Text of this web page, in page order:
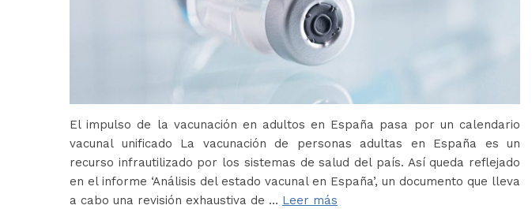
El impulso de la vacunación en adultos en España pasa por un calendario
vacunal unificado La vacunación de personas adultas en España es un
recurso infrautilizado por los sistemas de salud del país. Así queda reflejado
en el informe ‘Análisis del estado vacunal en España’, un documento que lleva
a cabo una revisión exhaustiva de … Leer más